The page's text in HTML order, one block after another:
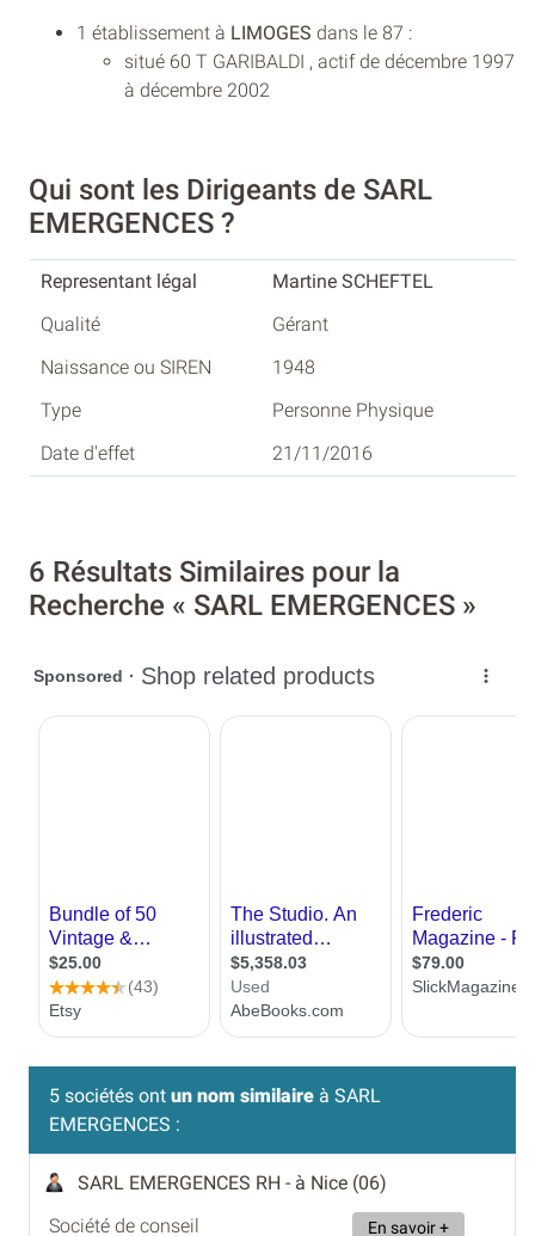
1 établissement à LIMOGES dans le 87 :
situé 60 T GARIBALDI , actif de décembre 1997
à décembre 2002
Qui sont les Dirigeants de SARL
EMERGENCES ?
Martine SCHEFTEL
Gérant
1948
Personne Physique
21/11/2016
6 Résultats Similaires pour la
Recherche « SARL EMERGENCES »
5 sociétés ont un nom similaire à SARL
EMERGENCES :
SARL EMERGENCES RH - à Nice (06)
Société de conseil
En savoir +